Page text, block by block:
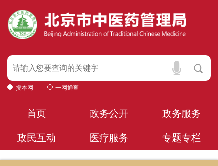
搜本网 一网通查
首页 政务公开 政务服务
政民互动 医疗服务 专题专栏